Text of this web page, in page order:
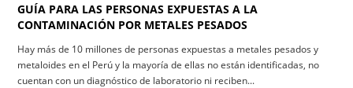
GUÍA PARA LAS PERSONAS EXPUESTAS A LA
CONTAMINACIÓN POR METALES PESADOS
Hay más de 10 millones de personas expuestas a metales pesados y
metaloides en el Perú y la mayoría de ellas no están identificadas, no
cuentan con un diagnóstico de laboratorio ni reciben...